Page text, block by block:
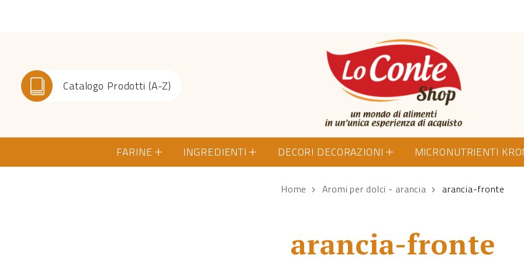
Catalogo Prodotti (A-Z)
Lo Conte Shop
FARINE INGREDIENTI DECORI DECORAZIONI MICRONUTRIENTI
Home Aromi per dolci - arancia arancia-fronte
arancia-fronte